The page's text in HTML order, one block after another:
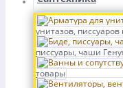
унитазов,
писсуары, чаши
товары